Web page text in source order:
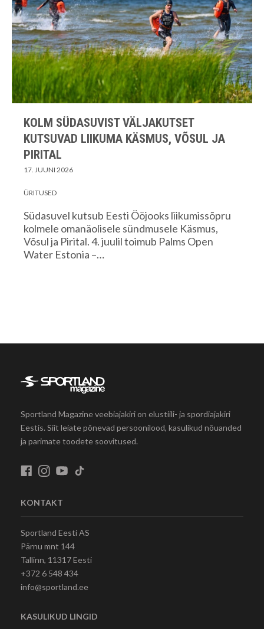
KOLM SÜDASUVIST VÄLJAKUTSET
KUTSUVAD LIIKUMA KÄSMUS, VÕSUL JA
PIRITAL
17. JUUNI 2026
ÜRITUSED
Südasuvel kutsub Eesti Ööjooks liikumissõpru
kolmele omanäolisele sündmusele Käsmus,
Võsul ja Pirital. 4. juulil toimub Palms Open
Water Estonia –…
Sportland Magazine veebiajakiri on elustiili- ja spordiajakiri
Eestis. Siit leiate põnevad persoonilood, kasulikud nõuanded
ja parimate toodete soovitused.
KONTAKT
Sportland Eesti AS
Pärnu mnt 144
Tallinn, 11317 Eesti
+372 6 548 434
info@sportland.ee
KASULIKUD LINGID